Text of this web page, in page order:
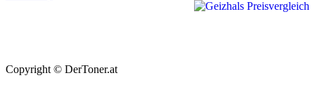
Copyright © DerToner.at